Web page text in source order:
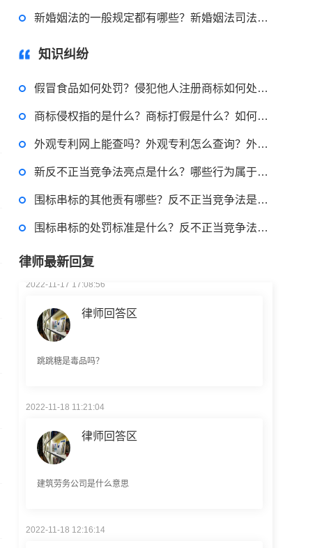
新婚姻法的一般规定都有哪些？新婚姻法司法解释一全文
知识纠纷
假冒食品如何处罚？侵犯他人注册商标如何处罚？假冒产品都包括什么？
商标侵权指的是什么？商标打假是什么？如何进行商标维权打假？
外观专利网上能查吗？外观专利怎么查询？外观专利查询方式都有哪些？
新反不正当竞争法亮点是什么？哪些行为属于串通投标？
围标串标的其他责有哪些？反不正当竞争法是什么？
围标串标的处罚标准是什么？反不正当竞争法出台的意义是什么？
律师最新回复
律师回答区
回复：可以建议您先找一下物业，由物业处置
2022-11-14 09:48:30
律师回答区
2022-11-17 17:08:56
律师回答区
跳跳糖是毒品吗？
律师回答区
建筑劳务公司是什么意思
律师回答区